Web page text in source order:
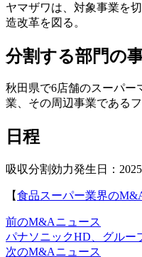
ヤマザワは、対象事業を切
造改革を図る。
分割する部門の
秋田県で6店舗のスーパー
業、その周辺事業である
日程
吸収分割効力発生日：
【食品スーパー業界の
前のM&Aニュース
パナソニックHD、グルー
次のM&Aニュース